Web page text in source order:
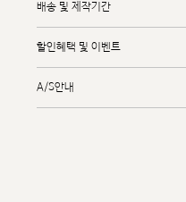
배송 및 제작기간
할인혜택 및 이벤트
A/S안내